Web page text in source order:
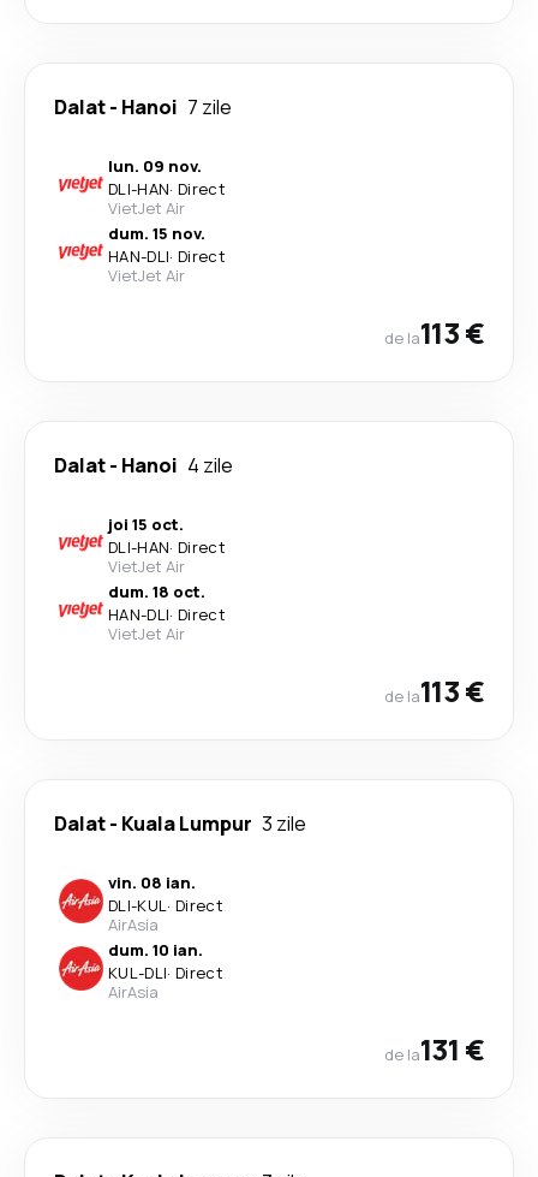
Dalat- Hanoi 7 zile
lun. 09 nov.
DLI-HAN· Direct
VietJet Air
dum. 15 nov.
HAN-DLI· Direct
VietJet Air
de la113 €
Dalat- Hanoi 4 zile
joi 15 oct.
DLI-HAN· Direct
VietJet Air
dum. 18 oct.
HAN-DLI· Direct
VietJet Air
de la113 €
Dalat- Kuala Lumpur 3 zile
vin. 08 ian.
DLI-KUL· Direct
AirAsia
dum. 10 ian.
KUL-DLI· Direct
AirAsia
de la131 €